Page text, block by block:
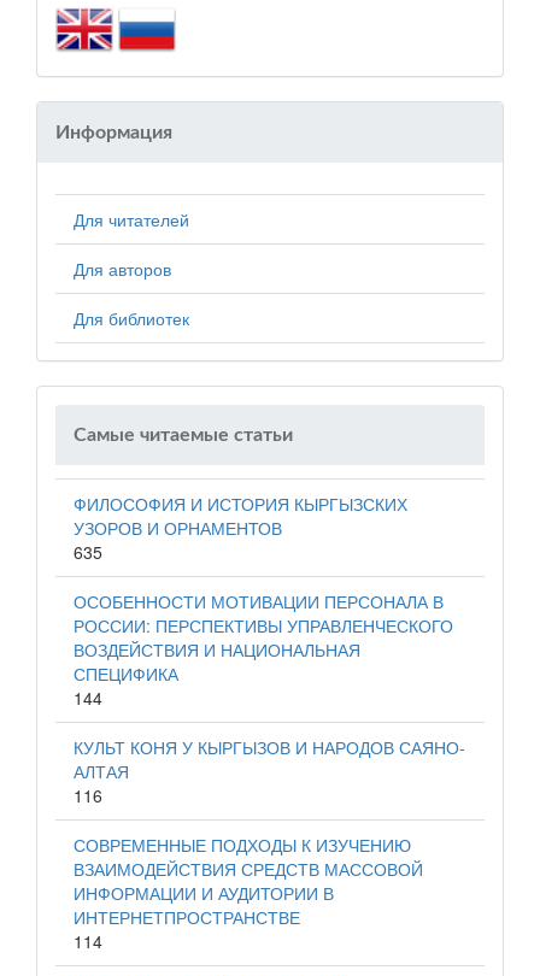
Информация
Для читателей
Для авторов
Для библиотек
Самые читаемые статьи
ФИЛОСОФИЯ И ИСТОРИЯ КЫРГЫЗСКИХ
УЗОРОВ И ОРНАМЕНТОВ
635
ОСОБЕННОСТИ МОТИВАЦИИ ПЕРСОНАЛА В
РОССИИ: ПЕРСПЕКТИВЫ УПРАВЛЕНЧЕСКОГО
ВОЗДЕЙСТВИЯ И НАЦИОНАЛЬНАЯ
СПЕЦИФИКА
144
КУЛЬТ КОНЯ У КЫРГЫЗОВ И НАРОДОВ САЯНО-
АЛТАЯ
116
СОВРЕМЕННЫЕ ПОДХОДЫ К ИЗУЧЕНИЮ
ВЗАИМОДЕЙСТВИЯ СРЕДСТВ МАССОВОЙ
ИНФОРМАЦИИ И АУДИТОРИИ В
ИНТЕРНЕТПРОСТРАНСТВЕ
114